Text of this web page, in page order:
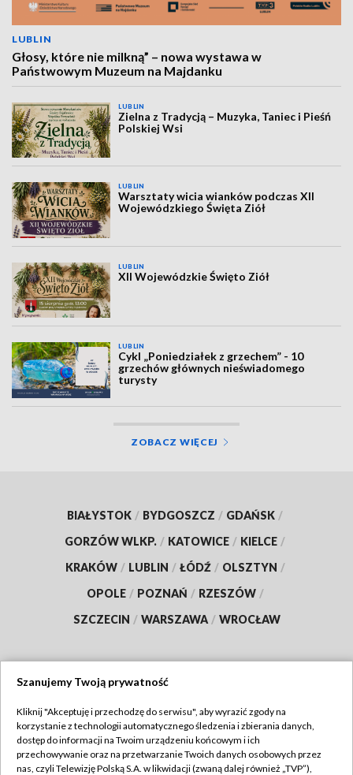
LUBLIN
Głosy, które nie milkną” – nowa wystawa w
Państwowym Muzeum na Majdanku
LUBLIN
Zielna z Tradycją – Muzyka, Taniec i Pieśń
Polskiej Wsi
LUBLIN
Warsztaty wicia wianków podczas XII
Wojewódzkiego Święta Ziół
LUBLIN
XII Wojewódzkie Święto Ziół
LUBLIN
Cykl „Poniedziałek z grzechem” - 10
grzechów głównych nieświadomego
turysty
ZOBACZ WIĘCEJ
BIAŁYSTOK / BYDGOSZCZ / GDAŃSK /
GORZÓW WLKP. / KATOWICE / KIELCE /
KRAKÓW / LUBLIN / ŁÓDŹ / OLSZTYN /
OPOLE / POZNAŃ / RZESZÓW /
SZCZECIN / WARSZAWA / WROCŁAW
TVP
Abonament TVP
Regulamin TVP
Szanujemy Twoją prywatność
Kliknij "Akceptuję i przechodzę do serwisu", aby wyrazić zgody na
korzystanie z technologii automatycznego śledzenia i zbierania danych,
dostęp do informacji na Twoim urządzeniu końcowym i ich
przechowywanie oraz na przetwarzanie Twoich danych osobowych przez
nas, czyli Telewizję Polską S.A. w likwidacji (zwaną dalej również „TVP”),